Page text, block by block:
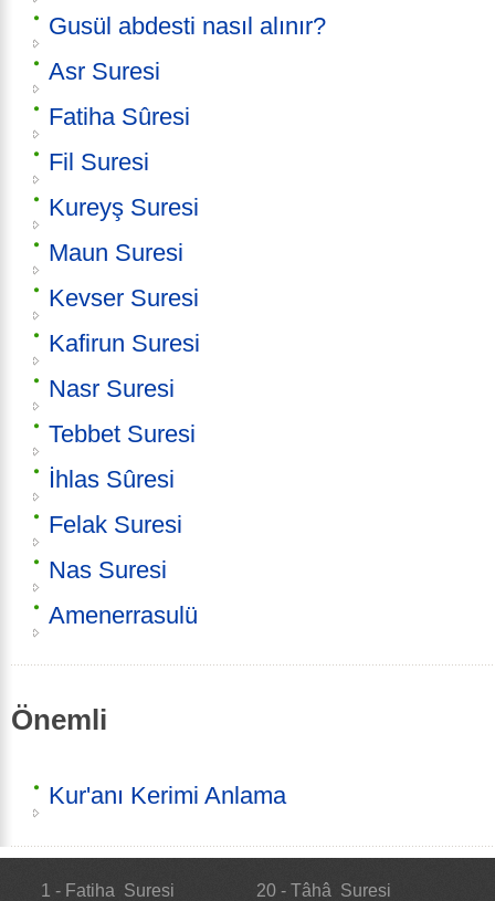
Gusül abdesti nasıl alınır?
Asr Suresi
Fatiha Sûresi
Fil Suresi
Kureyş Suresi
Maun Suresi
Kevser Suresi
Kafirun Suresi
Nasr Suresi
Tebbet Suresi
İhlas Sûresi
Felak Suresi
Nas Suresi
Amenerrasulü
Önemli
Kur'anı Kerimi Anlama
1 - Fatiha Suresi
20 - Tâhâ Suresi